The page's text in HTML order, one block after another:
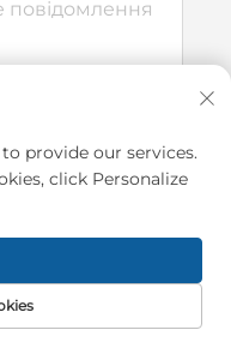
provide our services.
click Personalize